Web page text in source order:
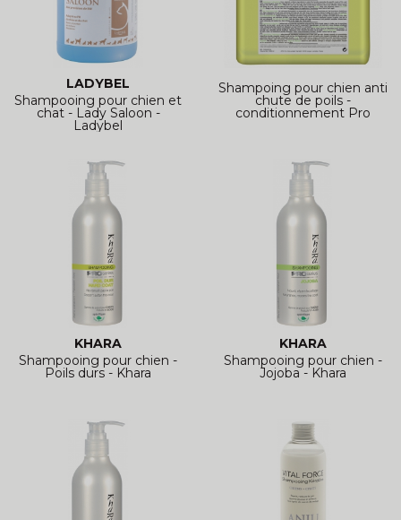
LADYBEL
Shampooing pour chien et
chat - Lady Saloon -
Ladybel
Shampoing pour chien anti
chute de poils -
conditionnement Pro
KHARA
Shampooing pour chien -
Poils durs - Khara
KHARA
Shampooing pour chien -
Jojoba - Khara